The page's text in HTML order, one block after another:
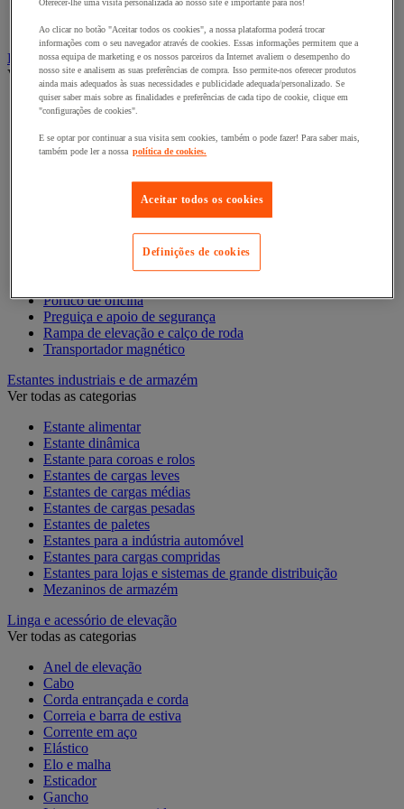
Contentor móvel encaixável
Contentor móvel standard
Empilhador, Mesa Elevatória e Sistemas de Elevação
Ver todas as categorias
Balanceiro
Elevador de materiais
Empilhador
Grua e guindaste de oficina
Guincho de elevação, reboque e tração
Macaco de bomba hidráulica e acessórios
Pórtico de oficina
Preguiça e apoio de segurança
Rampa de elevação e calço de roda
Transportador magnético
Estantes industriais e de armazém
Ver todas as categorias
Estante alimentar
Estante dinâmica
Estante para coroas e rolos
Estantes de cargas leves
Estantes de cargas médias
Estantes de cargas pesadas
Estantes de paletes
Estantes para a indústria automóvel
Estantes para cargas compridas
Estantes para lojas e sistemas de grande distribuição
Mezaninos de armazém
Linga e acessório de elevação
Ver todas as categorias
Anel de elevação
Cabo
Corda entrançada e corda
Correia e barra de estiva
Corrente em aço
Elástico
Elo e malha
Esticador
Gancho
Oferecer-lhe uma visita personalizada ao nosso site é importante para nós!
Ao clicar no botão "Aceitar todos os cookies", a nossa plataforma poderá trocar
informações com o seu navegador através de cookies. Essas informações permitem que a
nossa equipa de marketing e os nossos parceiros da Internet avaliem o desempenho do
nosso site e analisem as suas preferências de compra. Isso permite-nos oferecer produtos
ainda mais adequados às suas necessidades e publicidade adequada/personalizado. Se
quiser saber mais sobre as finalidades e preferências de cada tipo de cookie, clique em
"configurações de cookies".
E se optar por continuar a sua visita sem cookies, também o pode fazer! Para saber mais,
também pode ler a nossa política de cookies.
Aceitar todos os cookies
Definições de cookies